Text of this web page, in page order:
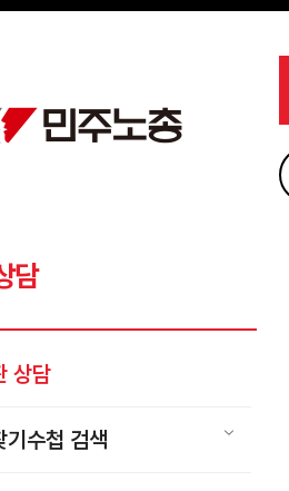
담
상담
기수첩 검색
스케치북5
스케치북5